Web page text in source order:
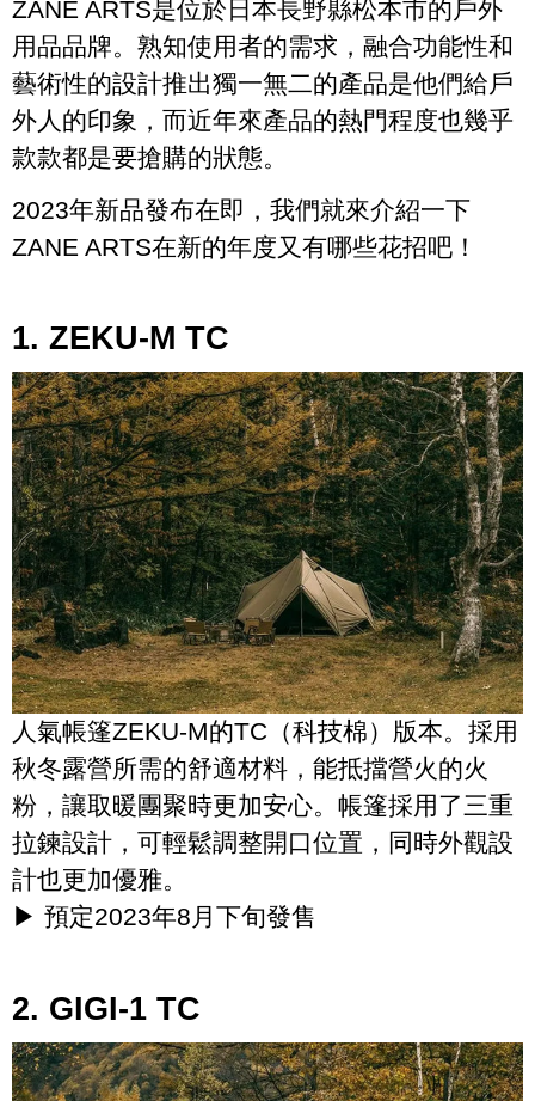
ZANE ARTS是位於日本長野縣松本市的戶外
用品品牌。熟知使用者的需求，融合功能性和
藝術性的設計推出獨一無二的產品是他們給戶
外人的印象，而近年來產品的熱門程度也幾乎
款款都是要搶購的狀態。
2023年新品發布在即，我們就來介紹一下
ZANE ARTS在新的年度又有哪些花招吧！
1. ZEKU-M TC
人氣帳篷ZEKU-M的TC（科技棉）版本。採用
秋冬露營所需的舒適材料，能抵擋營火的火
粉，讓取暖團聚時更加安心。帳篷採用了三重
拉鍊設計，可輕鬆調整開口位置，同時外觀設
計也更加優雅。
▶ 預定2023年8月下旬發售
2. GIGI-1 TC